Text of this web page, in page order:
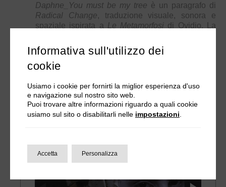
Daphne_You must be my tree è un paragrafo di
Radical Change, traduzione visuale, sonora e
spaziale ispirata a Le Metamorfosi di Ovidio. La
Festival internazionali in Italia e in Europa.
Episodi RC Press Brochure
Informativa sull'utilizzo dei
cookie
Usiamo i cookie per fornirti la miglior esperienza d'uso
e navigazione sul nostro sito web.
Puoi trovare altre informazioni riguardo a quali cookie
usiamo sul sito o disabilitarli nelle impostazioni
Accetta Personalizza